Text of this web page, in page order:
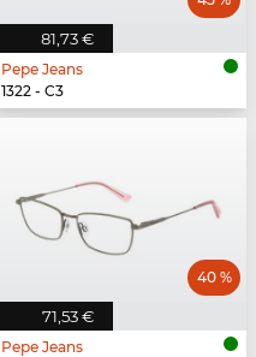
81,73 €
Pepe Jeans
1322 - C3
71,53 €
40 %
Pepe Jeans